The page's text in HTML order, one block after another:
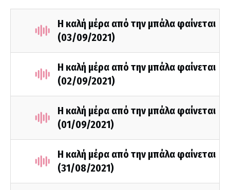
Η καλή μέρα από την μπάλα φαίνεται
(03/09/2021)
Η καλή μέρα από την μπάλα φαίνεται
(02/09/2021)
Η καλή μέρα από την μπάλα φαίνεται
(01/09/2021)
Η καλή μέρα από την μπάλα φαίνεται
(31/08/2021)